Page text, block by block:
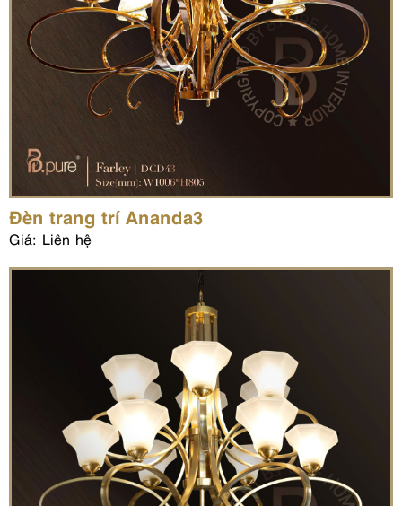
Đèn trang trí Ananda3
Giá: Liên hệ